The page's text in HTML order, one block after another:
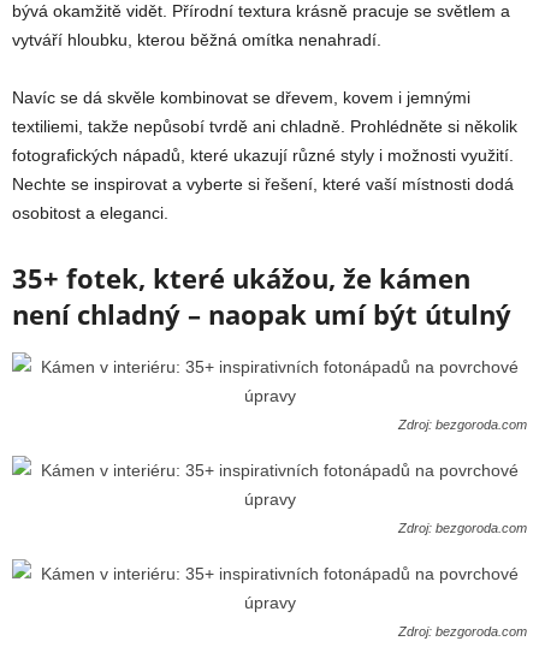
bývá okamžitě vidět. Přírodní textura krásně pracuje se světlem a
vytváří hloubku, kterou běžná omítka nenahradí.
Navíc se dá skvěle kombinovat se dřevem, kovem i jemnými
textiliemi, takže nepůsobí tvrdě ani chladně. Prohlédněte si několik
fotografických nápadů, které ukazují různé styly i možnosti využití.
Nechte se inspirovat a vyberte si řešení, které vaší místnosti dodá
osobitost a eleganci.
35+ fotek, které ukážou, že kámen
není chladný – naopak umí být útulný
Zdroj: bezgoroda.com
Zdroj: bezgoroda.com
Zdroj: bezgoroda.com